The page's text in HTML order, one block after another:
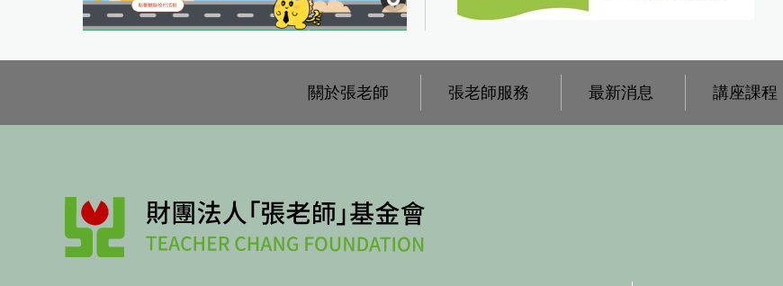
關於張老師 張老師服務 最新消息 講座課程